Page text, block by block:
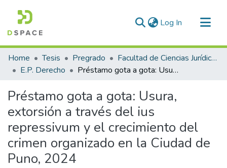
Log In (current)
Communities & Collections
All of DSpace
Home Tesis Pregrado
Facultad de Ciencias Jurídicas y Políticas
E.P. Derecho
Préstamo gota a gota: Usura, extorsión a través del ius repressivum y el crecimiento del crimen organizado en la Ciudad de Puno, 2024
Préstamo gota a gota: Usura,
extorsión a través del ius
repressivum y el crecimiento del
crimen organizado en la Ciudad de
Puno, 2024